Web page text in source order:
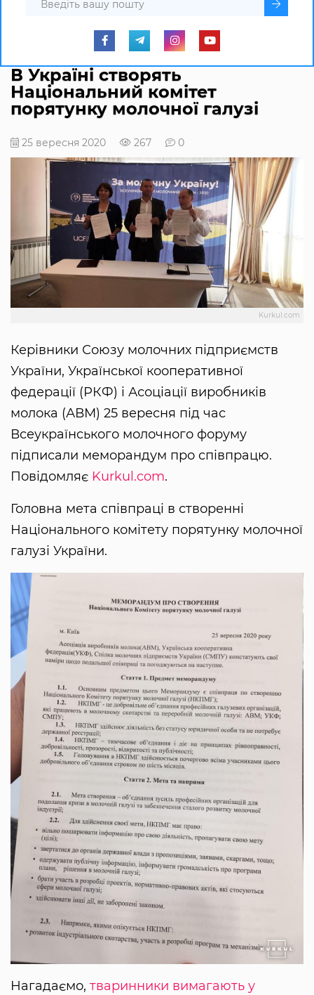
В Україні створять
Національний комітет
порятунку молочної галузі
25 вересня 2020 267 0
Kurkul.com
Керівники Союзу молочних підприємств
України, Української кооперативної
федерації (РКФ) і Асоціації виробників
молока (АВМ) 25 вересня під час
Всеукраїнського молочного форуму
підписали меморандум про співпрацю.
Повідомляє Kurkul.com.
Головна мета співпраці в створенні
Національного комітету порятунку молочної
галузі України.
Нагадаємо, тваринники вимагають у